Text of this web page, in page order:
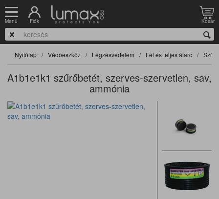
Menü Fiók Kosár
Nyitólap Védőeszköz Légzésvédelem Fél és teljes álarc
A1b1e1k1 szűrőbetét, szerves-szervetlen, sav,
ammónia